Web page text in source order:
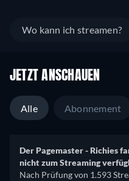
Wo kann ich streamen?
JETZT ANSCHAUEN
Alle Abonnement
Der Pagemaster - Richies
nicht zum Streaming
Nach Prüfung von 1.593